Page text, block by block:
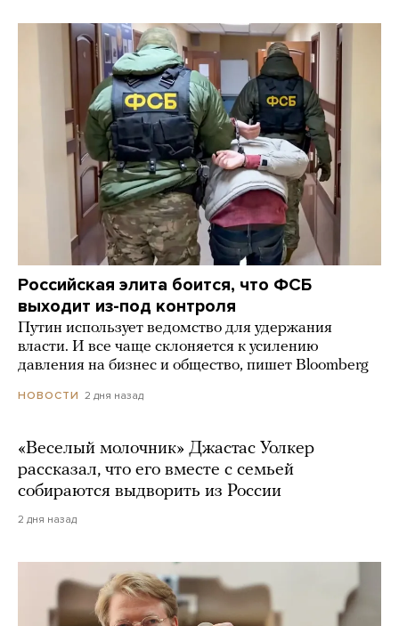
Российская элита боится, что ФСБ
выходит из-под контроля
Путин использует ведомство для удержания
власти. И все чаще склоняется к усилению
давления на бизнес и общество, пишет Bloomberg
НОВОСТИ 2 дня назад
«Веселый молочник» Джастас Уолкер
рассказал, что его вместе с семьей
собираются выдворить из России
2 дня назад